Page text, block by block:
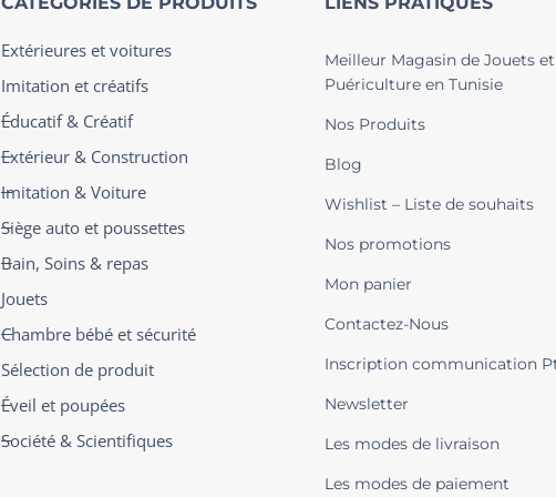
Extérieures et voitures
Imitation et créatifs
Éducatif & Créatif
Extérieur & Construction
Imitation & Voiture
Siège auto et poussettes
Bain, Soins & repas
Jouets
Chambre bébé et sécurité
Sélection de produit
Éveil et poupées
Société & Scientifiques
Meilleur Magasin de Jouets et
Puériculture en Tunisie
Nos Produits
Blog
Wishlist – Liste de souhaits
Nos promotions
Mon panier
Contactez-Nous
Inscription communication
Newsletter
Les modes de livraison
Les modes de paiement